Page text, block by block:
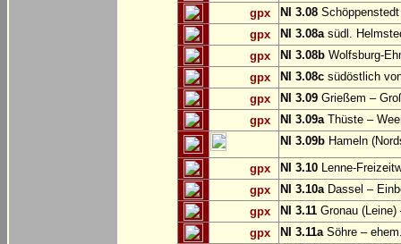
gpx
NI 3.08
gpx
NI 3.08asüdl.
gpx
NI 3.08b Wolfsburg-
gpx
NI 3.08c südöstlich
gpx
NI 3.09 Grießem –
gpx
NI 3.09aThüste –
NI 3.09b Hameln
gpx NI 3.10 Lenne-
gpx
NI 3.10aDassel –
gpx
NI 3.11 Gronau
gpx
NI 3.11aSöhre –